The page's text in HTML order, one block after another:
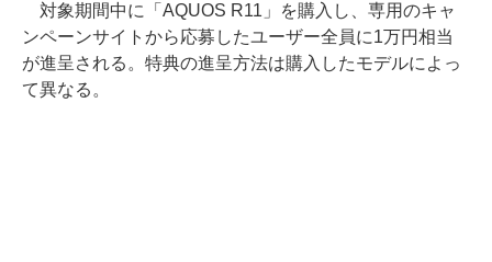
対象期間中に「AQUOS R11」を購入し、専用のキャ
ンペーンサイトから応募したユーザー全員に1万円相当
が進呈される。特典の進呈方法は購入したモデルによっ
て異なる。